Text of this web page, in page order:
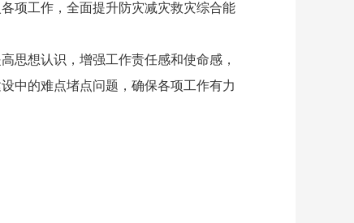
项工作，全面提升防灾减灾救灾综合能
想认识，增强工作责任感和使命感，
中的难点堵点问题，确保各项工作有力